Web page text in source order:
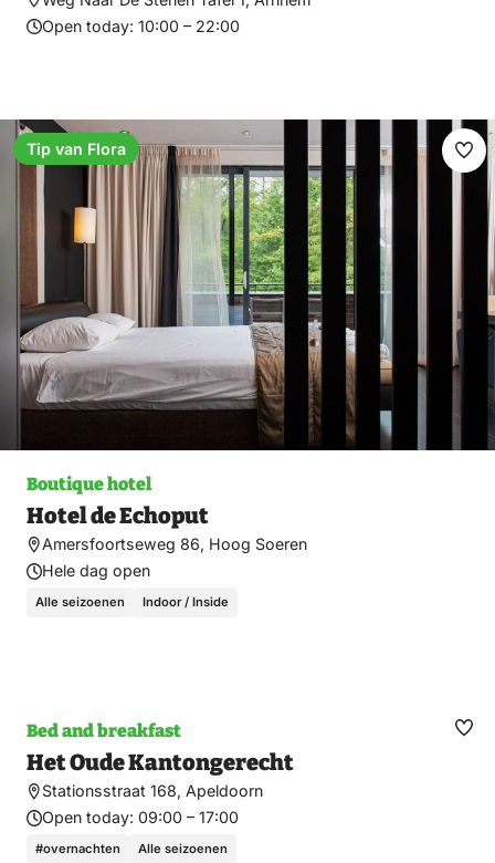
Open today: 10:00 – 22:00
Boutique hotel
Hotel de Echoput
Amersfoortseweg 86, Hoog Soeren
Hele dag open
Alle seizoenen Indoor / Inside
Tip van Flora
Bed and breakfast
Het Oude Kantongerecht
Stationsstraat 168, Apeldoorn
Open today: 09:00 – 17:00
#overnachten Alle seizoenen